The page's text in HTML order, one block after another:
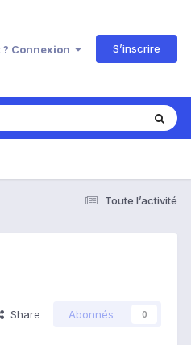
Connexion S’inscrire
Toute l’activité
Share Abonnés 0